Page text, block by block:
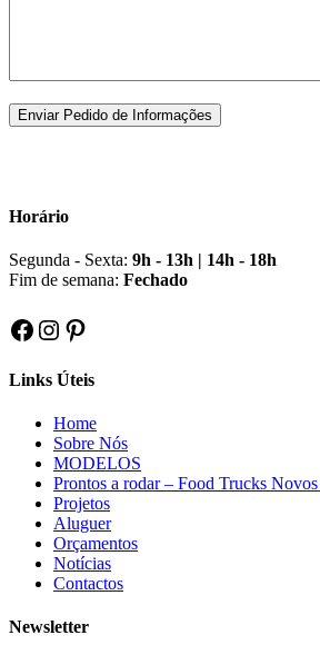
Horário
Segunda - Sexta: 9h - 13h | 14h - 18h
Fim de semana: Fechado
Facebook
Instagram
Pinterest
Links Úteis
Home
Sobre Nós
MODELOS
Prontos a rodar – Food Trucks
Projetos
Aluguer
Orçamentos
Notícias
Contactos
Newsletter